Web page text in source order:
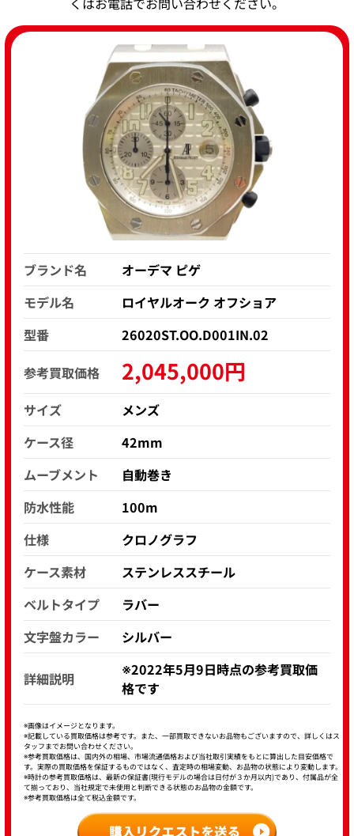
ブランド名
オーデマ ピゲ
モデル名
ロイヤルオーク オフショア
型番
26020ST.OO.D001IN.02
参考買取価格
2,045,000円
サイズ
メンズ
ケース径
42mm
ムーブメント
自動巻き
防水性能
100m
仕様
クロノグラフ
ケース素材
ステンレススチール
ベルトタイプ
ラバー
文字盤カラー
シルバー
詳細説明
※2022年5月9日時点の参考買取価
格です
※画像はイメージとなります。
※記載している買取価格は参考です。また、一部買取できないお品物もございますので、詳しくはス
タッフまでお問い合わせください。
※参考買取価格は、国内外の相場、市場流通価格および当社取引実績をもとに算出した目安価格で
す。実際の買取価格を保証するものではなく、査定時の相場変動、お品物の状態により変動します。
※時計の参考買取価格は、最新の保証書(現行モデルの場合は日付が３か月以内)であり、付属品が全
て揃っており、当社規定で未使用と判断できる状態のお品物の金額です。
※参考買取価格は全て税込金額です。